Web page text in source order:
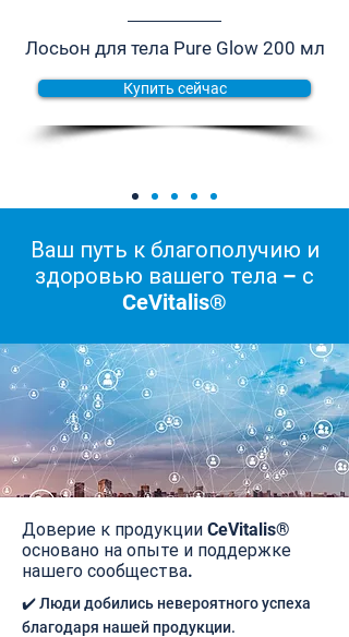
Лосьон для тела Pure Glow 200 мл
Купить сейчас
Ваш путь к благополучию и
здоровью вашего тела – с
CeVitalis®
Доверие к продукции CeVitalis®
основано на опыте и поддержке
нашего сообщества.
✔️ Люди добились невероятного успеха
благодаря нашей продукции.